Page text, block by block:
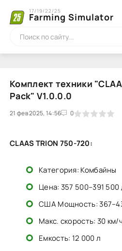
Farming Simulator
17/19/22/25
Комплект техники
Pack" V1.0.0.0
21 фев 2025, 14:56 0
1 2 3 4 5
CLAAS TRION 750-720:
Категория: Комбайны
Цена: 357 500–391 500
США Мощность:
Макс. скорость: 30 км/
Емкость: 12 000 л